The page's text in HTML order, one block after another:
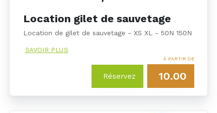
Location gilet de sauvetage
Location de gilet de sauvetage - XS XL - 50N 150N
SAVOIR PLUS
Réservez
À PARTIR DE
10.00